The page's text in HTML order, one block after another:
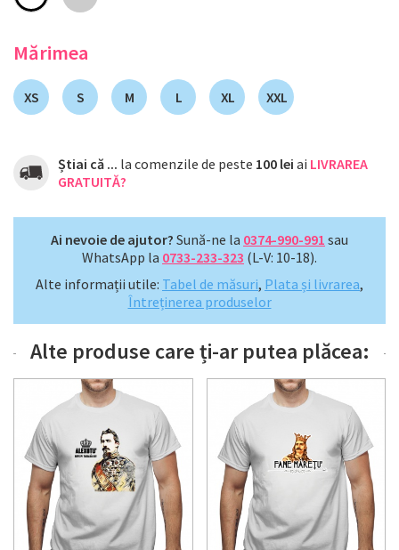
Mărimea
XS S M L XL XXL
Știai că ... la comenzile de peste 100 lei ai LIVRAREA
GRATUITĂ?
Ai nevoie de ajutor? Sună-ne la 0374-990-991 sau
WhatsApp la 0733-233-323 (L-V: 10-18).
Alte informații utile: Tabel de măsuri, Plata și livrarea,
Întreținerea produselor
Alte produse care ți-ar putea plăcea: